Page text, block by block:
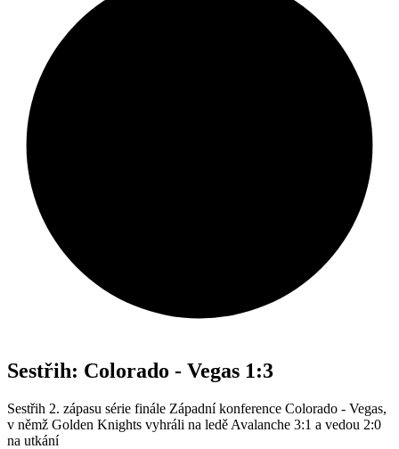
Sestřih: Colorado - Vegas 1:3
Sestřih 2. zápasu série finále Západní konference Colorado - Vegas,
v němž Golden Knights vyhráli na ledě Avalanche 3:1 a vedou 2:0
na utkání